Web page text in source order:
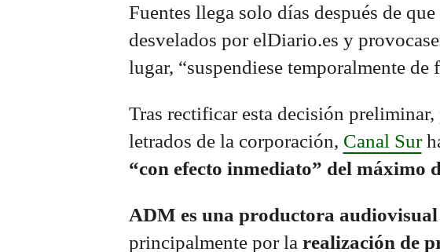
Fuentes llega solo días después de
desvelados por elDiario.es y
lugar, “suspendiese temporalmente de
Tras rectificar esta decisión
letrados de la corporación, Canal Sur
“con efecto inmediato” del máximo
ADM es una productora audiovisual
principalmente por la realización de